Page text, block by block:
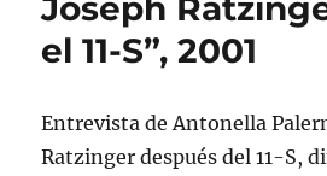
Joseph
el 11-S”, 2001
Entrevista de Antonella
Ratzinger después del 11-S,